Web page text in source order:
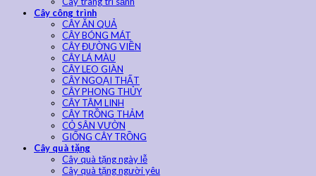
Cây công trình
CÂY ĂN QUẢ
CÂY BÓNG MÁT
CÂY ĐƯỜNG VIỀN
CÂY LÁ MÀU
CÂY LEO GIÀN
CÂY NGOẠI THẤT
CÂY PHONG THỦY
CÂY TÂM LINH
CÂY TRỒNG THẢM
CỎ SÂN VƯỜN
GIỐNG CÂY TRỒNG
Cây quà tặng
Cây quà tặng ngày lễ
Cây quà tặng người yêu